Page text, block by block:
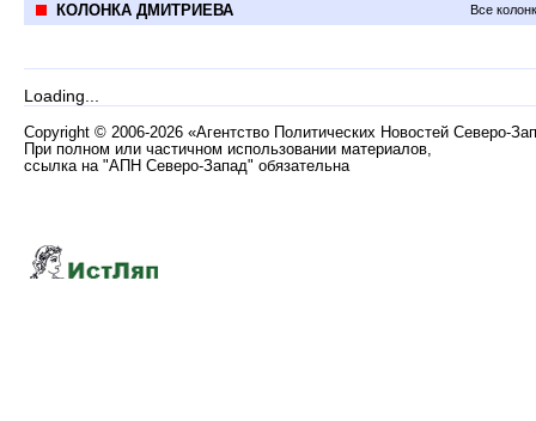
КОЛОНКА ДМИТРИЕВА Все
Loading...
Copyright © 2006-2026 «Агентство Политических Новостей Северо-
При полном или частичном использовании материалов,
ссылка на "АПН Северо-Запад" обязательна